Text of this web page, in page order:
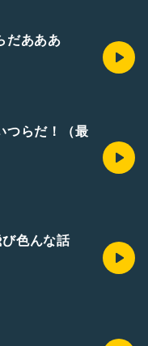
だあああ
つらだ！（最
色んな話